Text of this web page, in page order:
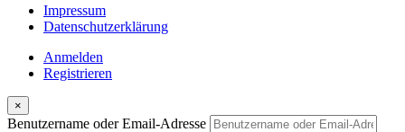
Impressum
Datenschutzerklärung
Anmelden
Registrieren
×
Benutzername oder Email-Adresse